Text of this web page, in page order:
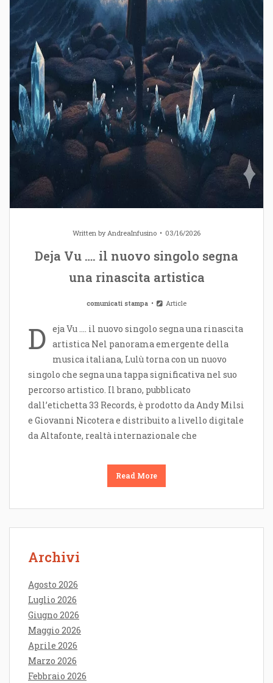
Written byAndreaInfusino 03/16/2026
Deja Vu …. il nuovo singolo segna
una rinascita artistica
comunicati stampa Article
D eja Vu …. il nuovo singolo segna una rinascita
artistica Nel panorama emergente della
musica italiana, Lulù torna con un nuovo
singolo che segna una tappa significativa nel suo
percorso artistico. Il brano, pubblicato
dall’etichetta 33 Records, è prodotto da Andy Milsi
e Giovanni Nicotera e distribuito a livello digitale
da Altafonte, realtà internazionale che
Read More
Archivi
Agosto 2026
Luglio 2026
Giugno 2026
Maggio 2026
Aprile 2026
Marzo 2026
Febbraio 2026